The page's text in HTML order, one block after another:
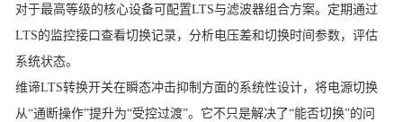
对于最高等级的核心设备可配置LTS与滤波器组合方案。定期通过
LTS的监控接口查看切换记录，分析电压差和切换时间参数，评估
系统状态。
维谛LTS转换开关在瞬态冲击抑制方面的系统性设计，将电源切换
从“通断操作”提升为“受控过渡”。它不只是解决了“能否切换”的问